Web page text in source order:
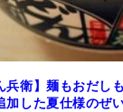
兵衛】麺もおだ
加した夏仕様のぜ